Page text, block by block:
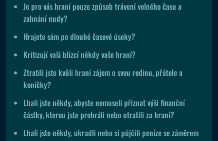
Je pro vás hraní pouze způsob trávení volného času a
zahnání nudy?
Hrajete sám po dlouhé časové úseky?
Kritizují vaši blízcí někdy vaše hraní?
Ztratili jste kvůli hraní zájem o svou rodinu, přátele a
koníčky?
Lhali jste někdy, abyste nemuseli přiznat výši finanční
částky, kterou jste prohráli nebo utratili za hraní?
Lhali jste někdy, ukradli nebo si půjčili peníze se záměrem